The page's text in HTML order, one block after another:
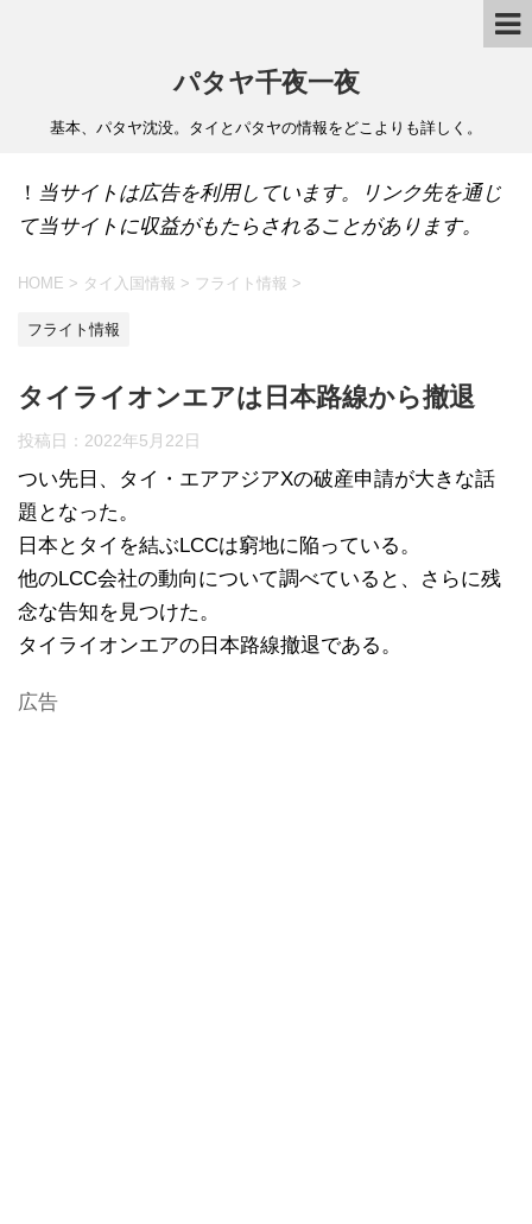
パタヤ千夜一夜
基本、パタヤ沈没。タイとパタヤの情報をどこよりも詳しく。
！ 当サイトは広告を利用しています。リンク先を通じ
て当サイトに収益がもたらされることがあります。
HOME > タイ入国情報 > フライト情報 >
フライト情報
タイライオンエアは日本路線から撤退
投稿日： 2022年5月22日
つい先日、タイ・エアアジアXの破産申請が大きな話
題となった。
日本とタイを結ぶLCCは窮地に陥っている。
他のLCC会社の動向について調べていると、さらに残
念な告知を見つけた。
タイライオンエアの日本路線撤退である。
広告